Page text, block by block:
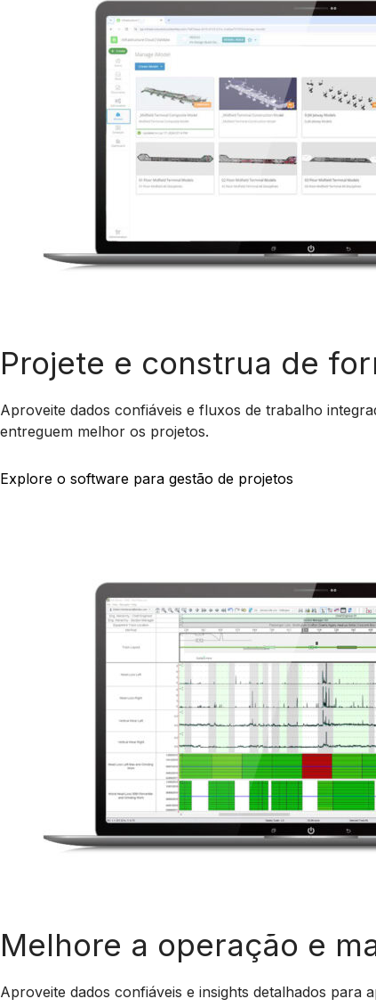
Projete e construa de
Aproveite dados confiáveis e fluxos de trabalho
entreguem melhor os projetos.
Explore o software para gestão de projetos
Melhore a operação e
Aproveite dados confiáveis e insights detalhados